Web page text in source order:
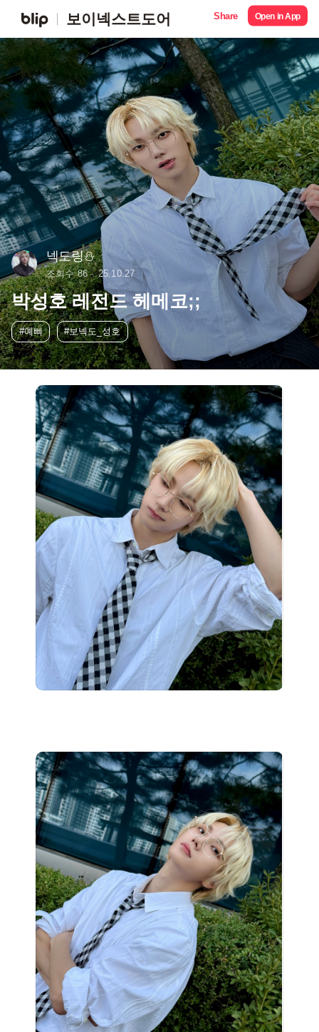
보이넥스트도어 Share Open in App
넥도링⛄︎
조회수 86 25.10.27
박성호 레전드 헤메코;;
#예삐 #보넥도_성호